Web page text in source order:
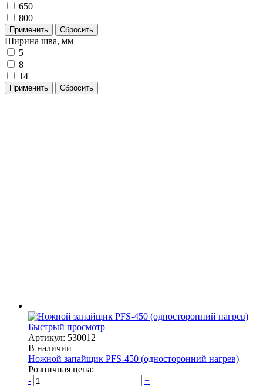
650
800
Применить Сбросить
Ширина шва, мм
5
8
14
Применить Сбросить
Быстрый просмотр
Артикул: 530012
В наличии
Ножной запайщик PFS-450 (односторонний нагрев)
Розничная цена:
-
+